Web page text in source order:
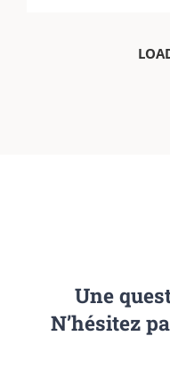
Une
N’hésitez